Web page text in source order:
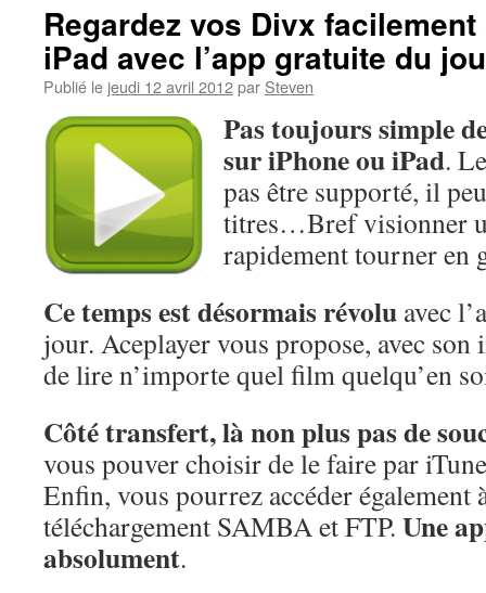
Regardez vos Divx
iPad avec l’app gratuite du
Publié le jeudi 12 avril 2012par Steven
Pas toujours simple
sur iPhone ou iPad.
pas être supporté, il
titres…Bref visionner
rapidement tourner en
Ce temps est désormais révolu avec
jour. Aceplayer vous propose, avec son
de lire n’importe quel film quelqu’en
Côté transfert, là non plus pas de
vous pouver choisir de le faire par
Enfin, vous pourrez accéder également
téléchargement SAMBA et FTP. Une
absolument.